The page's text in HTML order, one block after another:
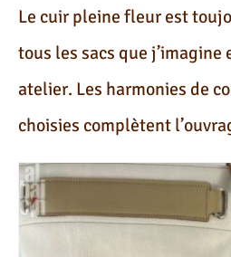
Le cuir pleine fleur est
tous les sacs que j’imagine
atelier. Les harmonies de
choisies complètent